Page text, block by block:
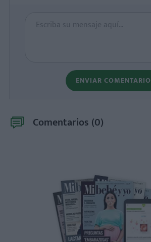
ENVIAR COMENTARIO
Comentarios (0)